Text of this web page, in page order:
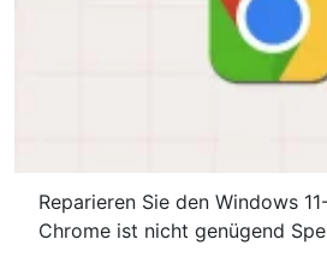
Reparieren Sie den Windows
Chrome ist nicht genügend